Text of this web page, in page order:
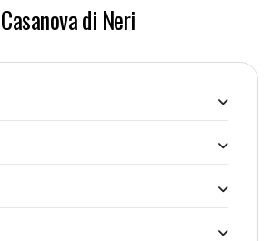
Casanova di Neri